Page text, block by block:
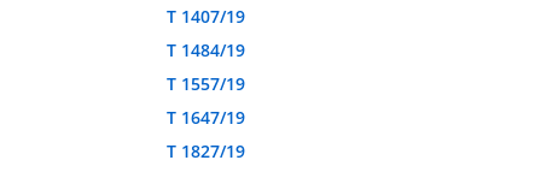
T 1407/19
T 1484/19
T 1557/19
T 1647/19
T 1827/19